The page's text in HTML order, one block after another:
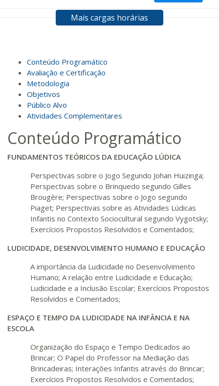
dias 60dias
140 H 18dias 60dias
160 H 20dias
180 H 23dias 90dias
R$ 892,23
25dias 90 dias
R$ 991,36
Matricular
28dias 90dias
R$ 1.090,51
Matricular
R$ 1.189,66
Matricular
33 dias 90 dias
R$ 1.288,78
280 H
38dias 120dias
R$ 1.487,06
Matricular
Mais cargas horárias
Conteúdo Programático
Avaliação e Certificação
Metodologia
Objetivos
Público Alvo
Atividades Complementares
Conteúdo Programático
FUNDAMENTOS TEÓRICOS DA EDUCAÇÃO LÚDICA
Perspectivas sobre o Jogo Segundo Johan Huizinga;
Perspectivas sobre o Brinquedo segundo Gilles
Brougère; Perspectivas sobre o Jogo segundo
Piaget; Perspectivas sobre as Atividades Lúdicas
Infantis no Contexto Sociocultural segundo Vygotsky;
Exercícios Propostos Resolvidos e Comentados;
LUDICIDADE, DESENVOLVIMENTO HUMANO E EDUCAÇÃO
A importância da Ludicidade no Desenvolvimento
Humano; A relação entre Ludicidade e Educação;
Ludicidade e a Inclusão Escolar; Exercícios Propostos
Resolvidos e Comentados;
ESPAÇO E TEMPO DA LUDICIDADE NA INFÂNCIA E NA
ESCOLA
Organização do Espaço e Tempo Dedicados ao
Brincar; O Papel do Professor na Mediação das
Brincadeiras; Interações Infantis através do Brincar;
Exercícios Propostos Resolvidos e Comentados;